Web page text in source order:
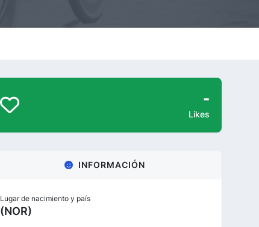
-
Likes
INFORMACIÓN
Lugar de nacimiento y país
(NOR)